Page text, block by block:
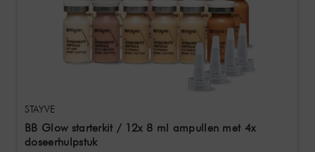
STAYVE
BB Glow starterkit / 12x 8 ml ampullen met 4x
doseerhulpstuk